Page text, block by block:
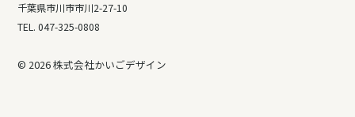
千葉県市川市市川2-27-10
TEL. 047-325-0808
© 2026 株式会社かいごデザイン